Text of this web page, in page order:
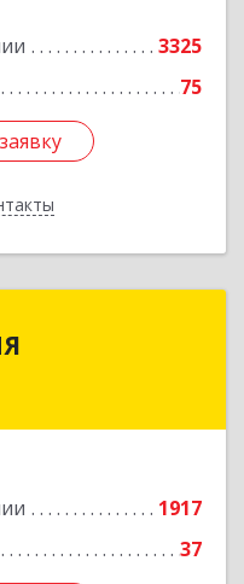
3325
75
1917
37
1-я ул, дом №